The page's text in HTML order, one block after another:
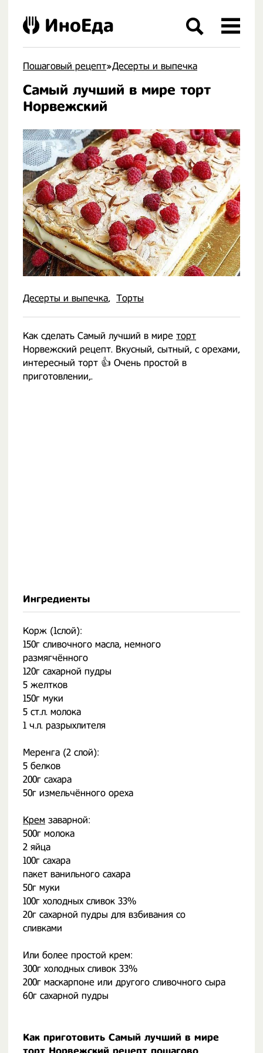
Пошаговый рецепт»Десерты и выпечка
Самый лучший в мире торт
Норвежский
Десерты и выпечка Торты
Как сделать Самый лучший в мире торт
Норвежский рецепт. Вкусный, сытный, с орехами,
интересный торт 👍 Очень простой в
приготовлении,.
Ингредиенты
Корж (1слой):
150г сливочного масла, немного
размягчённого
120г сахарной пудры
5 желтков
150г муки
5 ст.л. молока
1 ч.л. разрыхлителя
Меренга (2 слой):
5 белков
200г сахара
50г измельчённого ореха
Крем заварной:
500г молока
2 яйца
100г сахара
пакет ванильного сахара
50г муки
100г холодных сливок 33%
20г сахарной пудры для взбивания со
сливками
Или более простой крем:
300г холодных сливок 33%
200г маскарпоне или другого сливочного сыра
60г сахарной пудры
Как приготовить Самый лучший в мире
ИноЕда